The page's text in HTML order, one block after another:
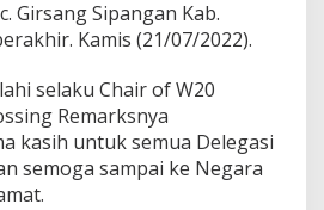
Girsang Sipangan Kab.
Kamis (21/07/2022).
selaku Chair of W20
Remarksnya
kasih untuk semua Delegasi
semoga sampai ke Negara